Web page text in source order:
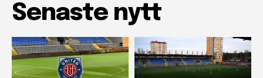
Senaste nytt